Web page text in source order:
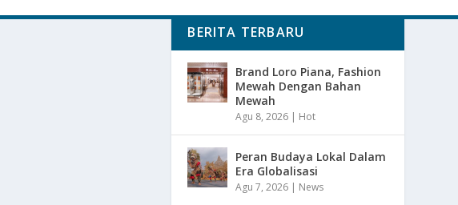
BERITA TERBARU
Brand Loro Piana, Fashion
Mewah Dengan Bahan
Mewah
Agu 8, 2026 | Hot
Peran Budaya Lokal Dalam
Era Globalisasi
Agu 7, 2026 | News